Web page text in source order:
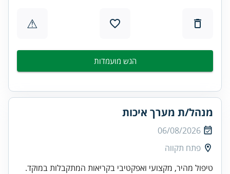
⚠
הגש מועמדות
מנהל/ת מערך איכות
06/08/2026
פתח תקווה